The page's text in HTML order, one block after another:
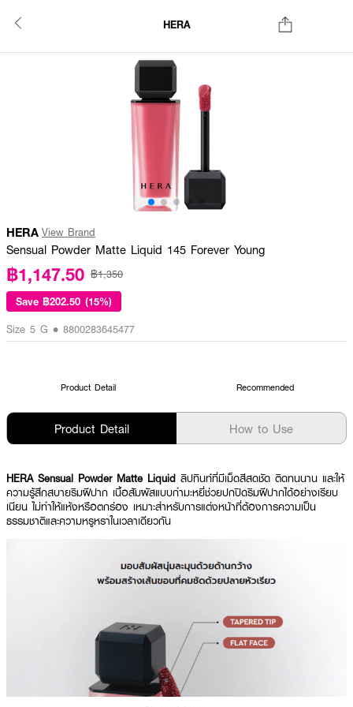
HERA
HERA View Brand
Sensual Powder Matte Liquid 145 Forever Young
฿1,147.50 ฿1,350
Save ฿202.50 (15%)
Size 5 G • 8800283645477
Product Detail Recommended
Product Detail How to Use
HERA Sensual Powder Matte Liquid ลิปทินท์ที่มีเม็ดสีสดชัด ติดทนนาน และให้
ความรู้สึกสบายริมฝีปาก เนื้อสัมผัสแบบกำมะหยี่ช่วยปกปิดริมฝีปากได้อย่างเรียบ
เนียน ไม่ทำให้แห้งหรือตกร่อง เหมาะสำหรับการแต่งหน้าที่ต้องการความเป็น
ธรรมชาติและความหรูหราในเวลาเดียวกัน ​